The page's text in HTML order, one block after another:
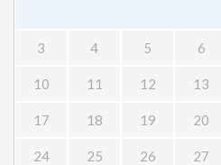
3 4 5 6
10 11 12 13
17 18 19 20
24 25 26 27